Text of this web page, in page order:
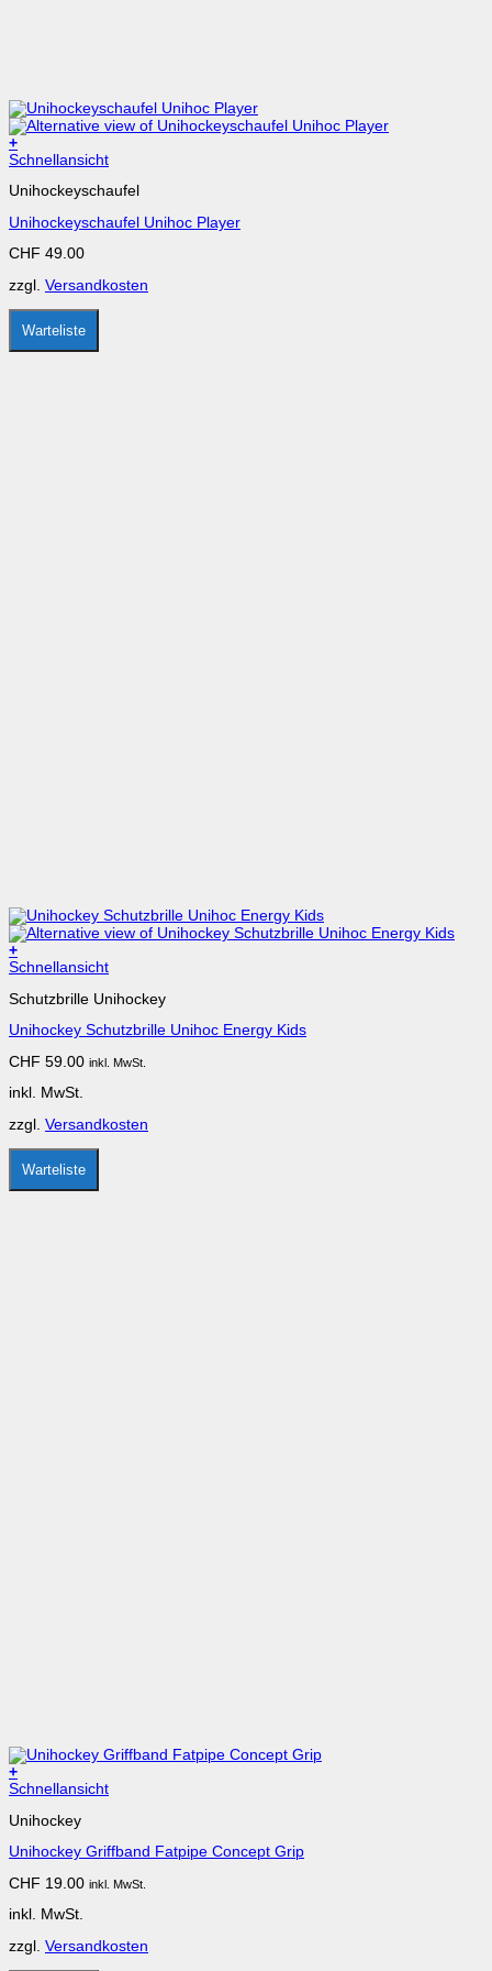
+
Dieses
weist
Varianten
Die
können
auf
der
Produktseite
gewählt
Schnellansicht
Unihockeyschaufel
Unihockeyschaufel Unihoc Player
CHF 49.00
zzgl. Versandkosten
Warteliste
+
Dieses
weist
Varianten
Die
können
der
Produktseite
gewählt
Schnellansicht
Schutzbrille Unihockey
Unihockey Schutzbrille Unihoc Energy Kids
CHF 59.00 inkl. MwSt.
inkl. MwSt.
zzgl. Versandkosten
Warteliste
+
Dieses
weist
Varianten
Die
können
der
Schnellansicht
Unihockey
Unihockey Griffband Fatpipe Concept Grip
CHF 19.00 inkl. MwSt.
inkl. MwSt.
zzgl. Versandkosten